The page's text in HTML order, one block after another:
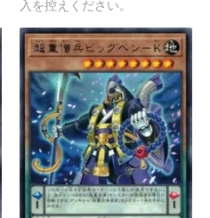
入を控えください。